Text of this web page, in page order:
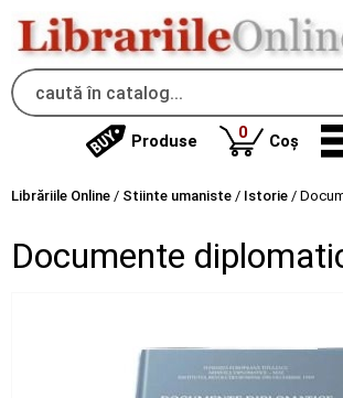
Produse 0produse
Coș
Librăriile Online / Stiinte umaniste / Istorie /
Documente